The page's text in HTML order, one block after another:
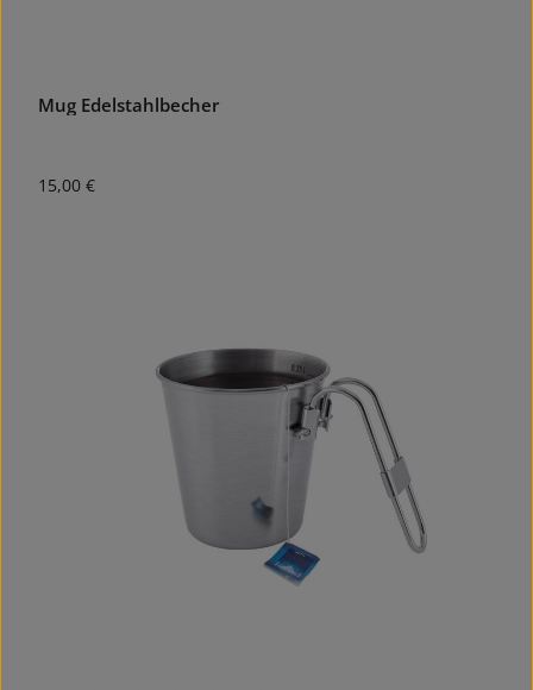
Mug Edelstahlbecher
Regulärer Preis:
15,00 €